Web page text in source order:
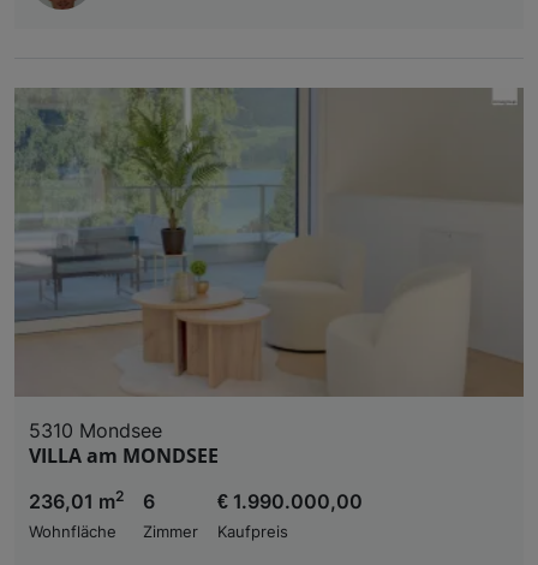
5310 Mondsee
VILLA am MONDSEE
236,01 m2
Wohnfläche
6
Zimmer
€ 1.990.000,00
Kaufpreis